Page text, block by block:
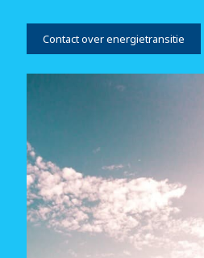
Contact over energietransitie